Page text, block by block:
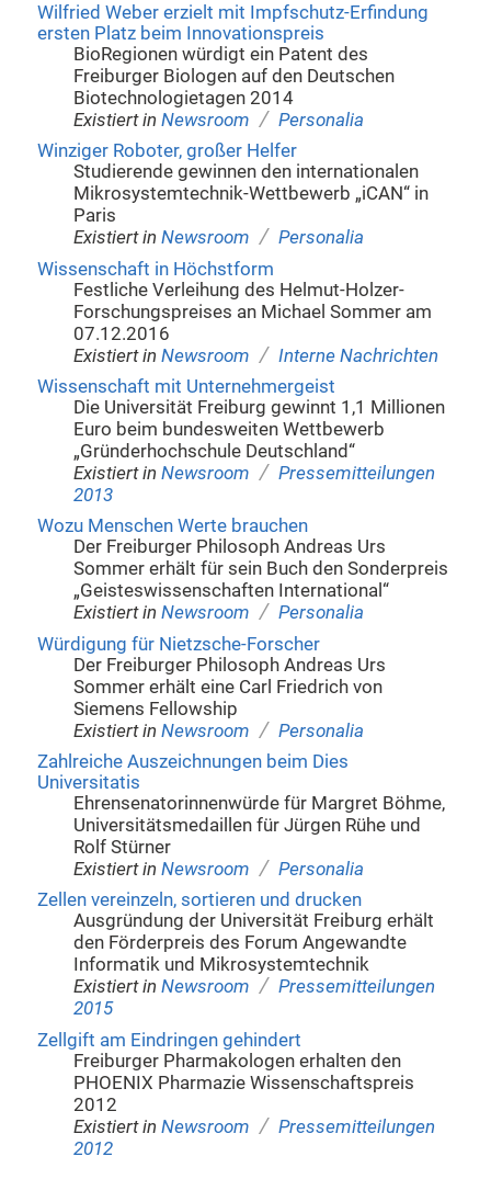
Wilfried Weber erzielt mit Impfschutz-Erfindung
ersten Platz beim Innovationspreis
BioRegionen würdigt ein Patent des
Freiburger Biologen auf den Deutschen
Biotechnologietagen 2014
Existiert in Newsroom / Personalia
Winziger Roboter, großer Helfer
Studierende gewinnen den internationalen
Mikrosystemtechnik-Wettbewerb „iCAN“ in
Paris
Existiert in Newsroom / Personalia
Wissenschaft in Höchstform
Festliche Verleihung des Helmut-Holzer-
Forschungspreises an Michael Sommer am
07.12.2016
Existiert in Newsroom / Interne Nachrichten
Wissenschaft mit Unternehmergeist
Die Universität Freiburg gewinnt 1,1 Millionen
Euro beim bundesweiten Wettbewerb
„Gründerhochschule Deutschland“
Existiert in Newsroom / Pressemitteilungen
2013
Wozu Menschen Werte brauchen
Der Freiburger Philosoph Andreas Urs
Sommer erhält für sein Buch den Sonderpreis
„Geisteswissenschaften International“
Existiert in Newsroom / Personalia
Würdigung für Nietzsche-Forscher
Der Freiburger Philosoph Andreas Urs
Sommer erhält eine Carl Friedrich von
Siemens Fellowship
Existiert in Newsroom / Personalia
Zahlreiche Auszeichnungen beim Dies
Universitatis
Ehrensenatorinnenwürde für Margret Böhme,
Universitätsmedaillen für Jürgen Rühe und
Rolf Stürner
Existiert in Newsroom / Personalia
Zellen vereinzeln, sortieren und drucken
Ausgründung der Universität Freiburg erhält
den Förderpreis des Forum Angewandte
Informatik und Mikrosystemtechnik
Existiert in Newsroom / Pressemitteilungen
2015
Zellgift am Eindringen gehindert
Freiburger Pharmakologen erhalten den
PHOENIX Pharmazie Wissenschaftspreis
2012
Existiert in Newsroom / Pressemitteilungen
2012